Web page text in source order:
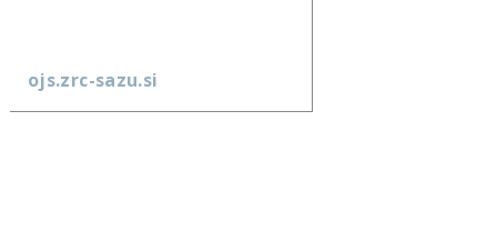
ojs.zrc-sazu.si